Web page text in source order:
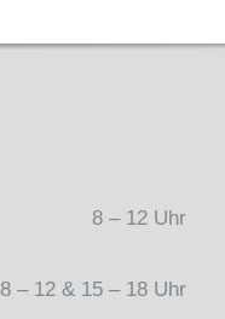
8 – 12 Uhr
8 – 12 & 15 – 18 Uhr